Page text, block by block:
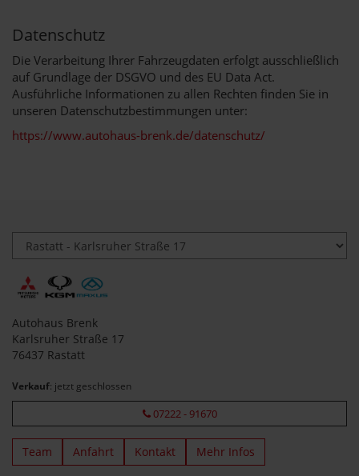
Datenschutz
Die Verarbeitung Ihrer Fahrzeugdaten erfolgt ausschließlich
auf Grundlage der DSGVO und des EU Data Act.
Ausführliche Informationen zu allen Rechten finden Sie in
unseren Datenschutzbestimmungen unter:
https://www.autohaus-brenk.de/datenschutz/
Autohaus Brenk
Karlsruher Straße 17
76437 Rastatt
Verkauf: jetzt geschlossen
07222 - 91670
Team Anfahrt Kontakt Mehr Infos